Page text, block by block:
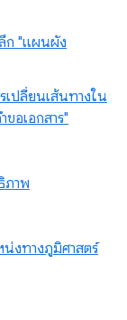
ก "แผนผัง
เปลี่ยนเส้นทางใน
อเอกสาร"
ภาพ
น่งทางภูมิศาสตร์